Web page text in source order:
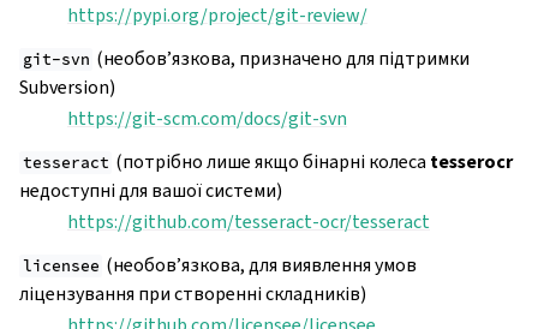
https://pypi.org/project/git-review/
git-svn (необов’язкова, призначено для підтримки
Subversion)
https://git-scm.com/docs/git-svn
tesseract (потрібно лише якщо бінарні колеса tesserocr
недоступні для вашої системи)
https://github.com/tesseract-ocr/tesseract
licensee (необов’язкова, для виявлення умов
ліцензування при створенні складників)